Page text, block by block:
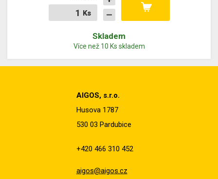
Ks
Ks
Skladem
Více než 10 Ks skladem
AIGOS, s.r.o.
Husova 1787
530 03 Pardubice
+420 466 310 452
aigos@aigos.cz